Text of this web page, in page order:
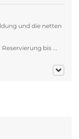
und die netten
bis ...